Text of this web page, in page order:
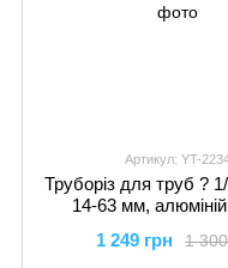
Артикул: YT-
Труборіз для труб ?
14-63 мм,
1
1 249 грн